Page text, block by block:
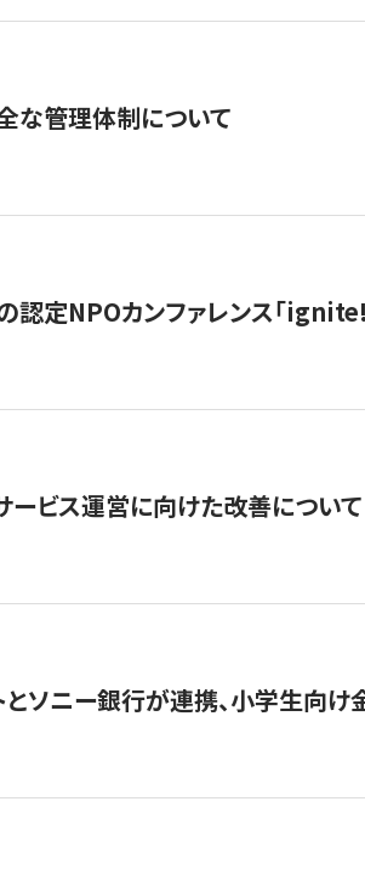
な管理体制について
認定NPOカンファレンス「
ービス運営に向けた改善について
とソニー銀行が連携、小学生向